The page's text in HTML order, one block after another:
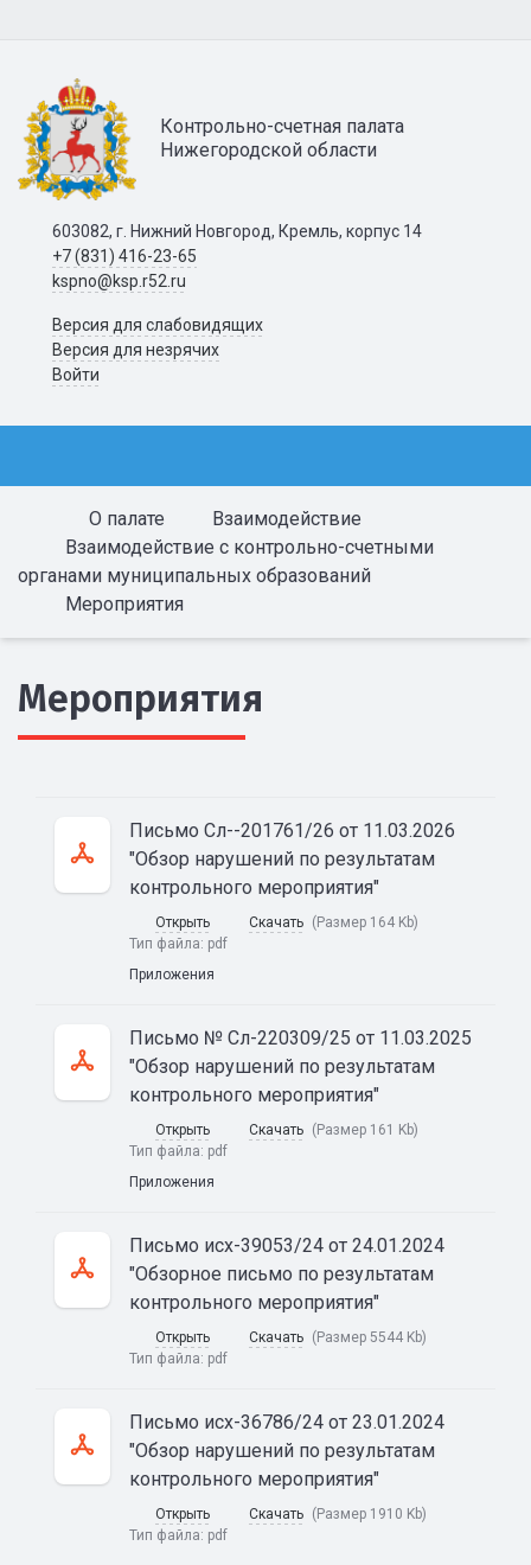
Контрольно-счетная палата
Нижегородской области
603082, г. Нижний Новгород, Кремль, корпус 14
+7 (831) 416-23-65
kspno@ksp.r52.ru
Версия для слабовидящих
Версия для незрячих
Войти
О палате
Взаимодействие
Взаимодействие с контрольно-счетными
органами муниципальных образований
Мероприятия
Мероприятия
Письмо Сл--201761/26 от 11.03.2026
"Обзор нарушений по результатам
контрольного мероприятия"
Открыть Скачать (Размер 164 Kb)
Тип файла: pdf
Приложения
Письмо № Сл-220309/25 от 11.03.2025
"Обзор нарушений по результатам
контрольного мероприятия"
Открыть Скачать (Размер 161 Kb)
Тип файла: pdf
Приложения
Письмо исх-39053/24 от 24.01.2024
"Обзорное письмо по результатам
контрольного мероприятия"
Открыть Скачать (Размер 5544 Kb)
Тип файла: pdf
Письмо исх-36786/24 от 23.01.2024
"Обзор нарушений по результатам
контрольного мероприятия"
Открыть Скачать (Размер 1910 Kb)
Тип файла: pdf